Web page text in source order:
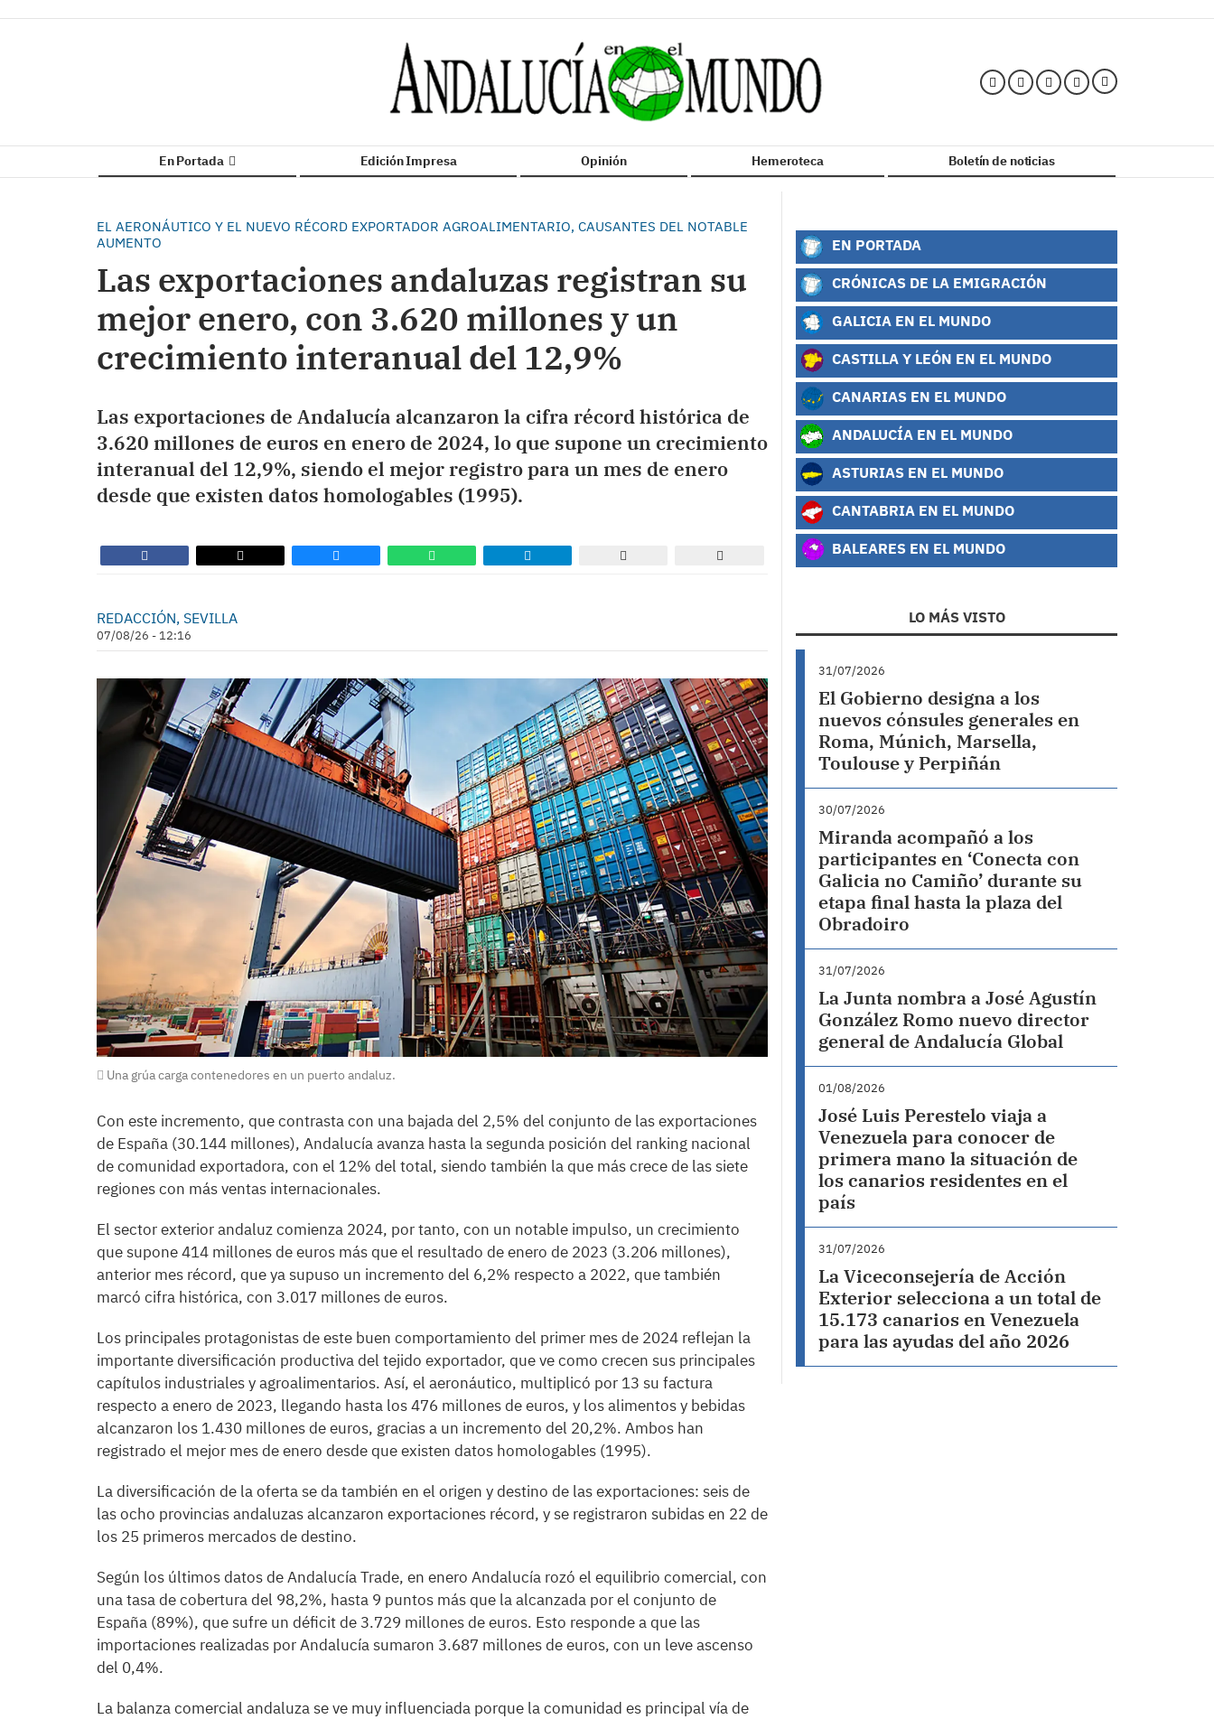
En Portada Edición Impresa Opinión Hemeroteca Boletín de noticias
EL AERONÁUTICO Y EL NUEVO RÉCORD EXPORTADOR AGROALIMENTARIO, CAUSANTES DEL NOTABLE
AUMENTO
Las exportaciones andaluzas registran su
mejor enero, con 3.620 millones y un
crecimiento interanual del 12,9%
Las exportaciones de Andalucía alcanzaron la cifra récord histórica de
3.620 millones de euros en enero de 2024, lo que supone un crecimiento
interanual del 12,9%, siendo el mejor registro para un mes de enero
desde que existen datos homologables (1995).
REDACCIÓN, SEVILLA
07/08/26 - 12:16
Una grúa carga contenedores en un puerto andaluz.
Con este incremento, que contrasta con una bajada del 2,5% del conjunto de las exportaciones
de España (30.144 millones), Andalucía avanza hasta la segunda posición del ranking nacional
de comunidad exportadora, con el 12% del total, siendo también la que más crece de las siete
regiones con más ventas internacionales.
El sector exterior andaluz comienza 2024, por tanto, con un notable impulso, un crecimiento
que supone 414 millones de euros más que el resultado de enero de 2023 (3.206 millones),
anterior mes récord, que ya supuso un incremento del 6,2% respecto a 2022, que también
marcó cifra histórica, con 3.017 millones de euros.
Los principales protagonistas de este buen comportamiento del primer mes de 2024 reflejan la
importante diversificación productiva del tejido exportador, que ve como crecen sus principales
capítulos industriales y agroalimentarios. Así, el aeronáutico, multiplicó por 13 su factura
respecto a enero de 2023, llegando hasta los 476 millones de euros, y los alimentos y bebidas
alcanzaron los 1.430 millones de euros, gracias a un incremento del 20,2%. Ambos han
registrado el mejor mes de enero desde que existen datos homologables (1995).
La diversificación de la oferta se da también en el origen y destino de las exportaciones: seis de
las ocho provincias andaluzas alcanzaron exportaciones récord, y se registraron subidas en 22 de
los 25 primeros mercados de destino.
Según los últimos datos de Andalucía Trade, en enero Andalucía rozó el equilibrio comercial, con
una tasa de cobertura del 98,2%, hasta 9 puntos más que la alcanzada por el conjunto de
España (89%), que sufre un déficit de 3.729 millones de euros. Esto responde a que las
importaciones realizadas por Andalucía sumaron 3.687 millones de euros, con un leve ascenso
del 0,4%.
La balanza comercial andaluza se ve muy influenciada porque la comunidad es principal vía de
EN PORTADA
CRÓNICAS DE LA EMIGRACIÓN
GALICIA EN EL MUNDO
CASTILLA Y LEÓN EN EL MUNDO
CANARIAS EN EL MUNDO
ANDALUCÍA EN EL MUNDO
ASTURIAS EN EL MUNDO
CANTABRIA EN EL MUNDO
BALEARES EN EL MUNDO
LO MÁS VISTO
31/07/2026
El Gobierno designa a los
nuevos cónsules generales en
Roma, Múnich, Marsella,
Toulouse y Perpiñán
30/07/2026
Miranda acompañó a los
participantes en ‘Conecta con
Galicia no Camiño’ durante su
etapa final hasta la plaza del
Obradoiro
31/07/2026
La Junta nombra a José Agustín
González Romo nuevo director
general de Andalucía Global
01/08/2026
José Luis Perestelo viaja a
Venezuela para conocer de
primera mano la situación de
los canarios residentes en el
país
31/07/2026
La Viceconsejería de Acción
Exterior selecciona a un total de
15.173 canarios en Venezuela
para las ayudas del año 2026